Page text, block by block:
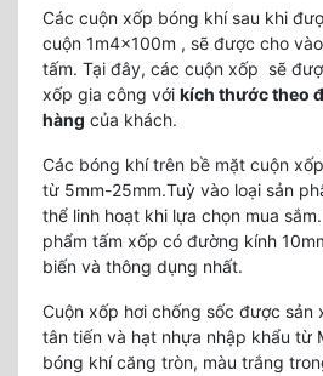
Các cuộn xốp bóng khí sau khi
cuộn 1m4x100m , sẽ được cho
tấm. Tại đây, các cuộn xốp sẽ
xốp gia công với kích thước theo
hàng của khách.
Các bóng khí trên bề mặt cuộn
từ 5mm-25mm.Tuỳ vào loại sản
thể linh hoạt khi lựa chọn mua
phẩm tấm xốp có đường kính
biến và thông dụng nhất.
Cuộn xốp hơi chống sốc được sản
tân tiến và hạt nhựa nhập khẩu từ
bóng khí căng tròn, màu trắng